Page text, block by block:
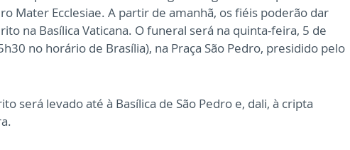
Mater Ecclesiae. A partir de amanhã, os fiéis poderão dar
na Basílica Vaticana. O funeral será na quinta-feira, 5 de
no horário de Brasília), na Praça São Pedro, presidido pelo
será levado até à Basílica de São Pedro e, dali, à cripta